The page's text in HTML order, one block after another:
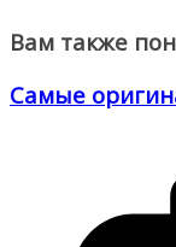
Вам также
Самые